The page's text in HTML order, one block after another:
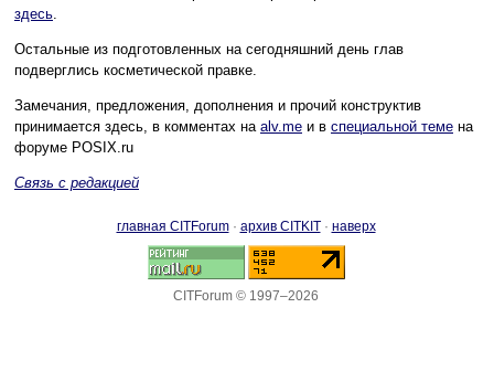
здесь.
Остальные из подготовленных на сегодняшний день глав
подверглись косметической правке.
Замечания, предложения, дополнения и прочий конструктив
принимается здесь, в комментах на alv.me и в специальной теме на
форуме POSIX.ru
Связь с редакцией
главная CITForum· архив CITKIT· наверх
CITForum © 1997–2026